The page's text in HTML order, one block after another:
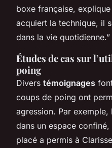
boxe française, explique
acquiert la technique, il
dans la vie quotidienne.”
Études de cas sur
poing
Divers témoignages
coups de poing ont
agression. Par exemple,
dans un espace
placé a permis à